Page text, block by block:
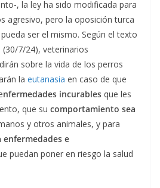
, la ley ha sido modificada para
agresivo, pero la oposición turca
ser el mismo. Según el texto
7/24), veterinarios
sobre la vida de los perros
la eutanasia en caso de que
nfermedades incurables que les
que su comportamiento sea
y otros animales, y para
enfermedades e
puedan poner en riesgo la salud